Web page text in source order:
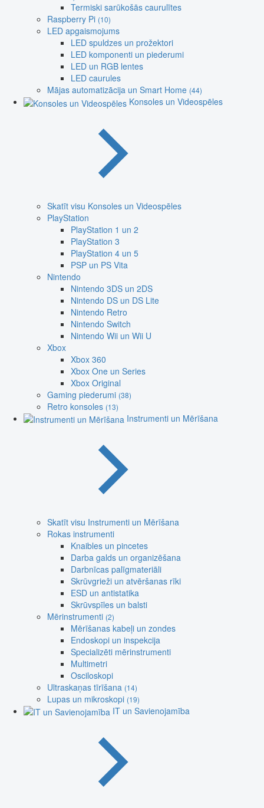
Termiski sarūkošās caurulītes
Raspberry Pi (10)
LED apgaismojums
LED spuldzes un prožektori
LED komponenti un piederumi
LED un RGB lentes
LED caurules
Mājas automatizācija un Smart Home (44)
Konsoles un Videospēles
Skatīt visu Konsoles un Videospēles
PlayStation
PlayStation 1 un 2
PlayStation 3
PlayStation 4 un 5
PSP un PS Vita
Nintendo
Nintendo 3DS un 2DS
Nintendo DS un DS Lite
Nintendo Retro
Nintendo Switch
Nintendo Wii un Wii U
Xbox
Xbox 360
Xbox One un Series
Xbox Original
Gaming piederumi (38)
Retro konsoles (13)
Instrumenti un Mērīšana
Skatīt visu Instrumenti un Mērīšana
Rokas instrumenti
Knaibles un pincetes
Darba galds un organizēšana
Darbnīcas palīgmateriāli
Skrūvgrieži un atvēršanas rīki
ESD un antistatika
Skrūvspīles un balsti
Mērinstrumenti (2)
Mērīšanas kabeļi un zondes
Endoskopi un inspekcija
Specializēti mērinstrumenti
Multimetri
Osciloskopi
Ultraskaņas tīrīšana (14)
Lupas un mikroskopi (19)
IT un Savienojamība